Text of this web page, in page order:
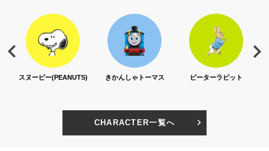
きかんしゃトーマス ピーターラビット セサミストリート
CHARACTER一覧へ